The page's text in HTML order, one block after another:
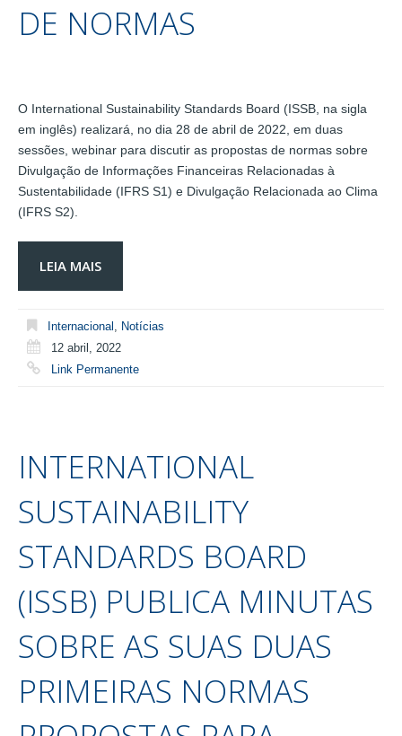
DE NORMAS
O International Sustainability Standards Board (ISSB, na sigla
em inglês) realizará, no dia 28 de abril de 2022, em duas
sessões, webinar para discutir as propostas de normas sobre
Divulgação de Informações Financeiras Relacionadas à
Sustentabilidade (IFRS S1) e Divulgação Relacionada ao Clima
(IFRS S2).
LEIA MAIS
Internacional
Notícias
12 abril, 2022
Link Permanente
INTERNATIONAL
SUSTAINABILITY
STANDARDS BOARD
(ISSB) PUBLICA MINUTAS
SOBRE AS SUAS DUAS
PRIMEIRAS NORMAS